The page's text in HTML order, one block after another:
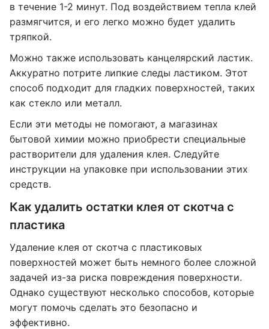
в течение 1-2 минут. Под воздействием тепла клей
размягчится, и его легко можно будет удалить
тряпкой.
Можно также использовать канцелярский ластик.
Аккуратно потрите липкие следы ластиком. Этот
способ подходит для гладких поверхностей, таких
как стекло или металл.
Если эти методы не помогают, а магазинах
бытовой химии можно приобрести специальные
растворители для удаления клея. Следуйте
инструкции на упаковке при использовании этих
средств.
Как удалить остатки клея от скотча с
пластика
Удаление клея от скотча с пластиковых
поверхностей может быть немного более сложной
задачей из-за риска повреждения поверхности.
Однако существуют несколько способов, которые
могут помочь сделать это безопасно и
эффективно.